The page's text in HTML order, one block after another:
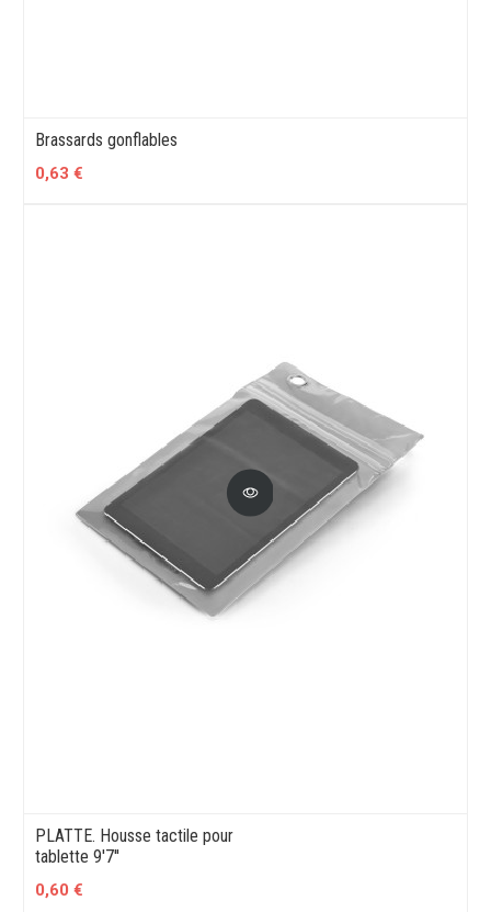
Brassards gonflables
0,63 €
PLATTE. Housse tactile pour
tablette 9'7''
0,60 €